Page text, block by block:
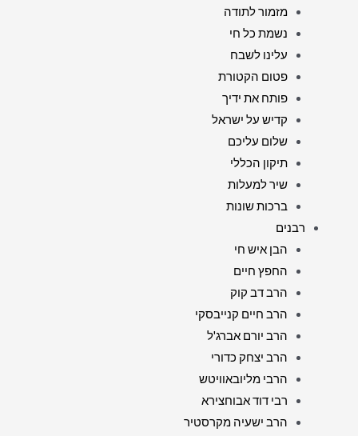
מזמור לתודה
נשמת כל חי
עלינו לשבח
פטום הקטורת
פותח את ידיך
קדיש על ישראל
שלום עליכם
תיקון הכללי
שיר למעלות
ברכות שונות
רבנים
הבן איש חי
החפץ חיים
הרב דב קוק
הרב חיים קנייבסקי
הרב יורם אברג'ל
הרב יצחק כדורי
הרבי מליובאוויטש
רבי דוד אבוחצירא
הרב ישעיה מקרסטיר